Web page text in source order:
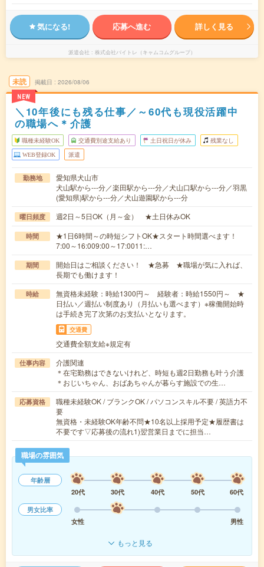
気になる! 応募へ進む 詳しく見る
派遣会社 株式会社バイトレ（キャムコムグループ）
未読
NEW
掲載日 2026/08/06
＼10年後にも残る仕事／～60代も現役活躍中
の職場へ＊介護
職種未経験OK 交通費別途支給あり 土日祝日が休み 残業なし
WEB登録OK 派遣
勤務地
愛知県犬山市
犬山駅から---分／楽田駅から---分／犬山口駅から---分／羽黒
(愛知県)駅から---分／犬山遊園駅から---分
曜日頻度 週2日～5日OK（月～金） ★土日休みOK
時間
★1日6時間～の時短シフトOK★スタート時間選べます！
7:00～16:009:00～17:0011:…
期間
開始日はご相談ください！ ★急募 ★職場が気に入れば、
長期でも働けます！
時給
無資格未経験：時給1300円～ 経験者：時給1550円～ ★
日払い／週払い制度あり（月払いも選べます）※稼働開始時
は手続き完了次第のお支払いとなります。
交通費
交通費全額支給※規定有
仕事内容
介護関連
＊在宅勤務はできないけれど、時短も週2日勤務も叶う介護
＊おじいちゃん、おばあちゃんが暮らす施設での生…
応募資格
職種未経験OK / ブランクOK / パソコンスキル不要 / 英語力不
要
無資格・未経験OK年齢不問★10名以上採用予定★履歴書は
不要です▽応募後の流れ1)翌営業日までに担当…
職場の雰囲気
年齢層
20代
30代 40代 50代
60代
男女比率
女性
男性
もっと見る